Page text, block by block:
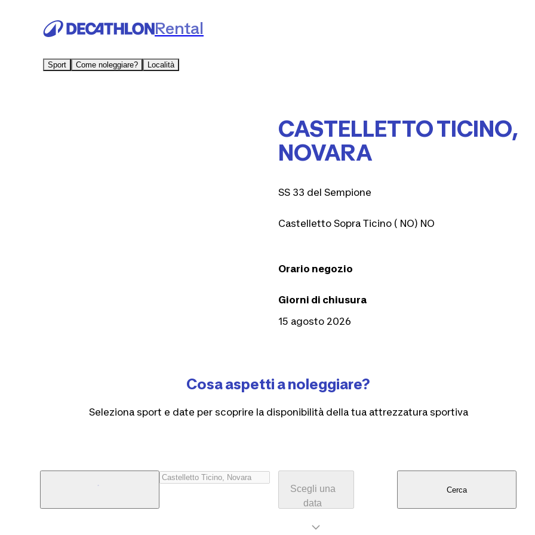
Rental
Sport Come noleggiare? Località
CASTELLETTO TICINO,
NOVARA
SS 33 del Sempione
Castelletto Sopra Ticino ( NO) NO
Orario negozio
Giorni di chiusura
15 agosto 2026
Cosa aspetti a noleggiare?
Seleziona sport e date per scoprire la disponibilità della tua attrezzatura sportiva
Scegli una
data
Cerca